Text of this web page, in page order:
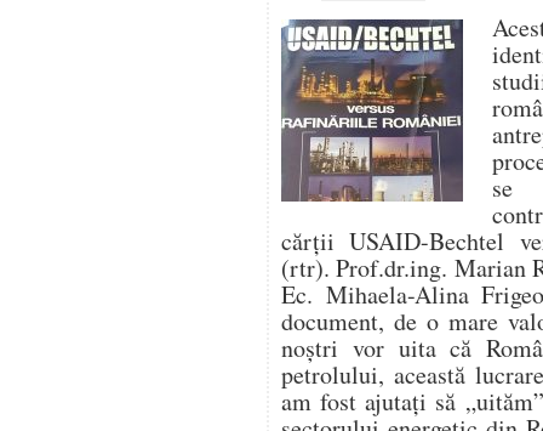
se
cărții USAID-Bechtel
(rtr). Prof.dr.ing. Marian
Ec. Mihaela-Alina
document, de o mare
noștri vor uita că
petrolului, această
am fost ajutați să